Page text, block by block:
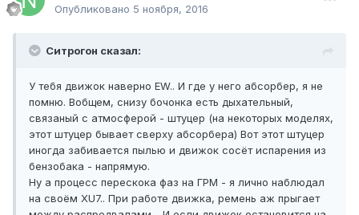
Опубликовано 5 ноября, 2016
Ситрогон сказал:
У тебя движок наверно EW.. И где у него абсорбер, я не
помню. Вобщем, снизу бочонка есть дыхательный,
связаный с атмосферой - штуцер (на некоторых моделях,
этот штуцер бывает сверху абсорбера) Вот этот штуцер
иногда забивается пылью и движок сосёт испарения из
бензобака - напрямую.
Ну а процесс перескока фаз на ГРМ - я лично наблюдал
на своём XU7.. При работе движка, ремень аж прыгает